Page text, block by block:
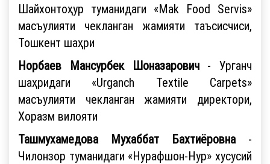
Шайхонтоҳур туманидаги «Mak Food Servis»
масъулияти чекланган жамияти таъсисчиси,
Тошкент шаҳри
Норбаев Мансурбек Шоназарович- Урганч
шаҳридаги «Urganch Textile Carpets»
масъулияти чекланган жамияти директори,
Хоразм вилояти
Ташмухамедова Мухаббат Бахтиёровна-
Чилонзор туманидаги «Нурафшон-Нур» хусусий